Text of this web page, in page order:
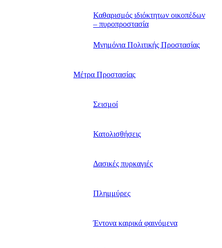
Καθαρισμός ιδιόκτητων οικοπέδων
– πυροπροστασία
Μνημόνια Πολιτικής Προστασίας
Μέτρα Προστασίας
Σεισμοί
Κατολισθήσεις
Δασικές πυρκαγιές
Πλημμύρες
Έντονα καιρικά φαινόμενα